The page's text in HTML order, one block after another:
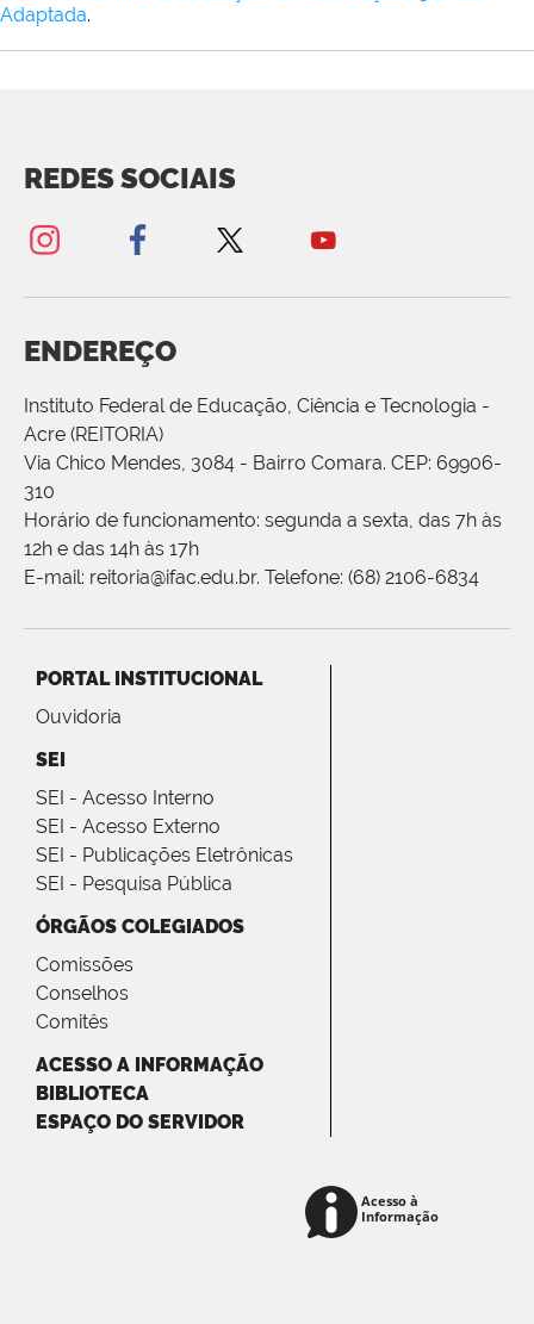
Adaptada.
REDES SOCIAIS
ENDEREÇO
Instituto Federal de Educação, Ciência e Tecnologia -
Acre (REITORIA)
Via Chico Mendes, 3084 - Bairro Comara. CEP: 69906-
310
Horário de funcionamento: segunda a sexta, das 7h às
12h e das 14h às 17h
E-mail: reitoria@ifac.edu.br. Telefone: (68) 2106-6834
PORTAL INSTITUCIONAL
Ouvidoria
SEI
SEI - Acesso Interno
SEI - Acesso Externo
SEI - Publicações Eletrônicas
SEI - Pesquisa Pública
ÓRGÃOS COLEGIADOS
Comissões
Conselhos
Comitês
ACESSO A INFORMAÇÃO
BIBLIOTECA
ESPAÇO DO SERVIDOR